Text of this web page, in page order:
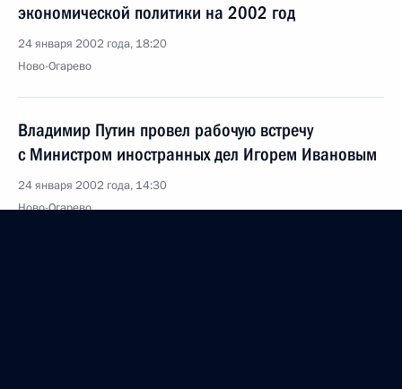
экономической политики на 2002 год
24 января 2002 года, 18:20
Ново-Огарево
Владимир Путин провел рабочую встречу
с Министром иностранных дел Игорем Ивановым
24 января 2002 года, 14:30
Ново-Огарево